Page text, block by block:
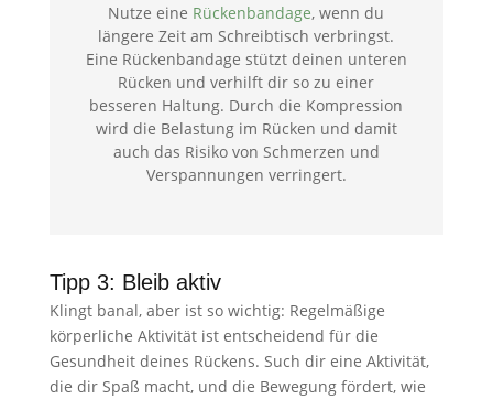
Nutze eine Rückenbandage, wenn du
längere Zeit am Schreibtisch verbringst.
Eine Rückenbandage stützt deinen unteren
Rücken und verhilft dir so zu einer
besseren Haltung. Durch die Kompression
wird die Belastung im Rücken und damit
auch das Risiko von Schmerzen und
Verspannungen verringert.
Tipp 3: Bleib aktiv
Klingt banal, aber ist so wichtig: Regelmäßige
körperliche Aktivität ist entscheidend für die
Gesundheit deines Rückens. Such dir eine Aktivität,
die dir Spaß macht, und die Bewegung fördert, wie